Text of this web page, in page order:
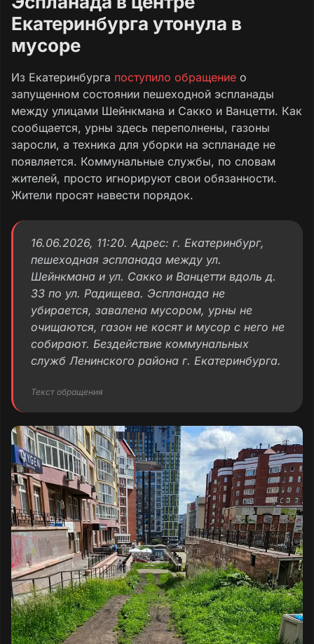
Екатеринбурга утонула в
мусоре
Из Екатеринбурга поступило обращение о
запущенном состоянии пешеходной эспланады
между улицами Шейнкмана и Сакко и Ванцетти. Как
сообщается, урны здесь переполнены, газоны
заросли, а техника для уборки на эспланаде не
появляется. Коммунальные службы, по словам
жителей, просто игнорируют свои обязанности.
Жители просят навести порядок.
16.06.2026, 11:20. Адрес: г. Екатеринбург,
пешеходная эспланада между ул.
Шейнкмана и ул. Сакко и Ванцетти вдоль д.
33 по ул. Радищева. Эспланада не
убирается, завалена мусором, урны не
очищаются, газон не косят и мусор с него не
собирают. Бездействие коммунальных
служб Ленинского района г. Екатеринбурга.
Текст обращения